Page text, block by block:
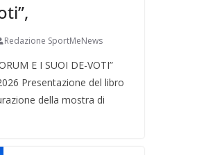
Redazione SportMeNews
E I SUOI DE-VOTI”
Presentazione del libro
della mostra di